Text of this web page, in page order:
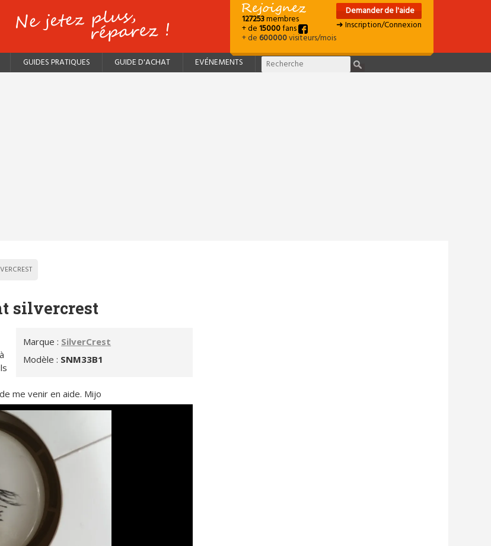
127253membres
+ de15000fans
+ de600000visiteurs/mois
Demander de l'aide
➜ Inscription/Connexion
GUIDES PRATIQUES GUIDE D'ACHAT EVÉNEMENTS
silvercrest
Marque : SilverCrest
Modèle : SNM33B1
me venir en aide. Mijo